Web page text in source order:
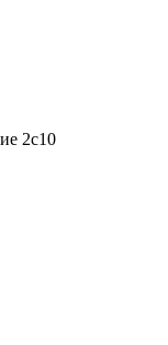
2с10